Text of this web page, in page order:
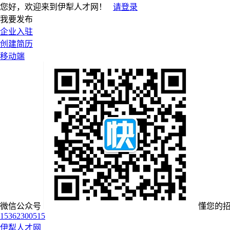
您好，欢迎来到伊犁人才网！
请登录
我要发布
企业入驻
创建简历
移动端
微信公众号
懂您的
15362300515
伊犁人才网